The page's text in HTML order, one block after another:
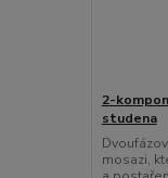
2-
studena
mosazi,